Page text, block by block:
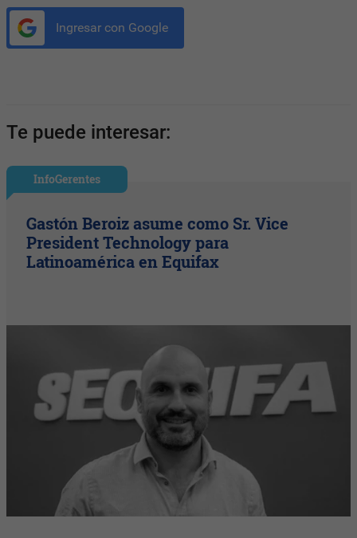
Ingresar con Google
Te puede interesar:
InfoGerentes
Gastón Beroiz asume como Sr. Vice
President Technology para
Latinoamérica en Equifax